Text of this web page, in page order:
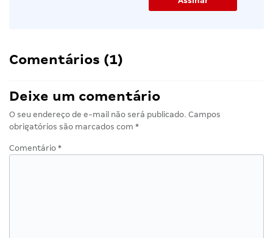
Comentários (1)
Deixe um comentário
O seu endereço de e-mail não será publicado. Campos
obrigatórios são marcados com *
Comentário *